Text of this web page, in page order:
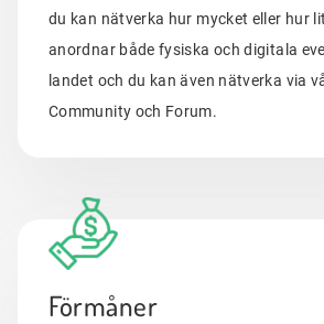
du kan nätverka hur mycket eller hur
anordnar både fysiska och digitala
landet och du kan även nätverka via
Community och Forum.
Förmåner